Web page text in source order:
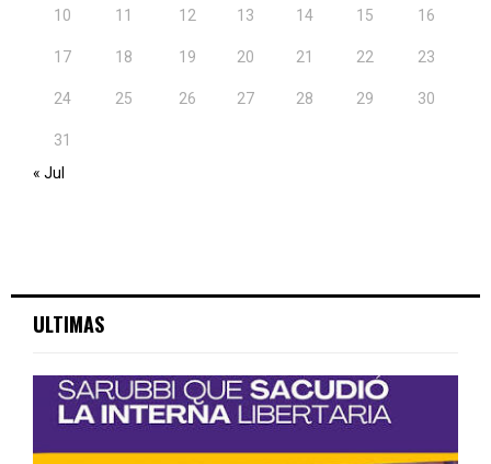
10 11 12 13 14 15 16
17 18 19 20 21 22 23
24 25 26 27 28 29 30
31
« Jul
ULTIMAS